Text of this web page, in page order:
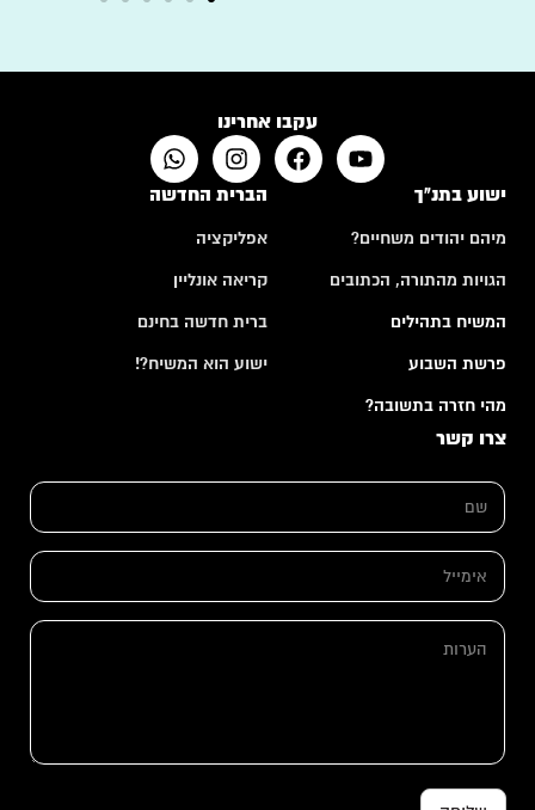
עקבו אחרינו
ישוע בתנ"ך
מיהם יהודים משחיים?
הגויות מהתורה, הכתובים
המשיח בתהילים
פרשת השבוע
מהי חזרה בתשובה?
הברית החדשה
אפליקציה
קריאה אונליין
ברית חדשה בחינם
ישוע הוא המשיח?!
צרו קשר
י
י
א
מ
מ
י
ש
*
א
מ
י
ה